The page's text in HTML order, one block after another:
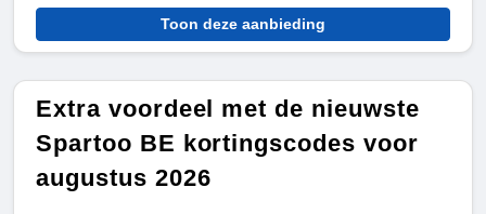
Toon deze aanbieding
Extra voordeel met de nieuwste
Spartoo BE kortingscodes voor
augustus 2026